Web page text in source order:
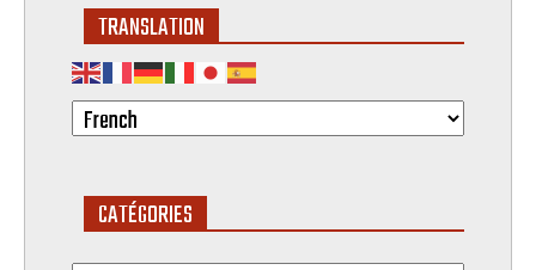
TRANSLATION
CATÉGORIES
Catégories